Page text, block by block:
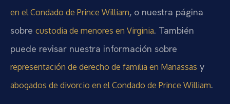
en el Condado de Prince William, o nuestra página
sobre custodia de menores en Virginia. También
puede revisar nuestra información sobre
representación de derecho de familia en Manassas y
abogados de divorcio en el Condado de Prince William.